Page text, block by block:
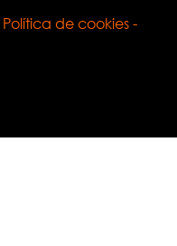
Política de cookies-